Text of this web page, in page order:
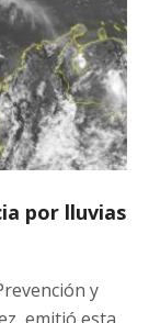
por lluvias
y